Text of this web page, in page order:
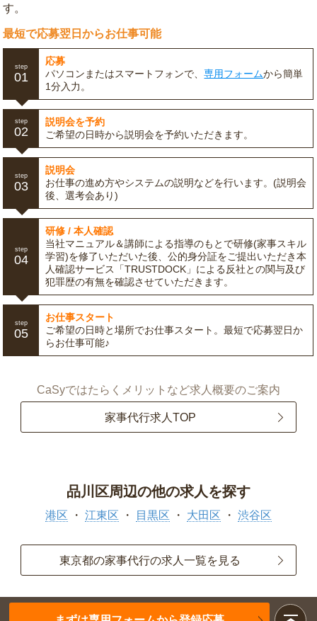
す。
最短で応募翌日からお仕事可能
step
01
応募
パソコンまたはスマートフォンで、専用フォームから簡単
1分入力。
step
02
説明会を予約
ご希望の日時から説明会を予約いただきます。
step
03
説明会
お仕事の進め方やシステムの説明などを行います。(説明会
後、選考会あり)
step
04
研修 / 本人確認
当社マニュアル＆講師による指導のもとで研修(家事スキル
学習)を修了いただいた後、公的身分証をご提出いただき本
人確認サービス「TRUSTDOCK」による反社との関与及び
犯罪歴の有無を確認させていただきます。
step
05
お仕事スタート
ご希望の日時と場所でお仕事スタート。最短で応募翌日か
らお仕事可能♪
CaSyではたらくメリットなど求人概要のご案内
家事代行求人TOP
品川区周辺の他の求人を探す
港区 江東区 目黒区 大田区 渋谷区
東京都の家事代行の求人一覧を見る